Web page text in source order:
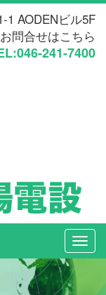
AODENビル5F
問合せはこちら
241-7400